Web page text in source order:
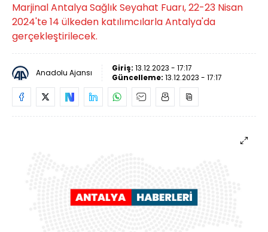
Marjinal Antalya Sağlık Seyahat Fuarı, 22-23 Nisan
2024'te 14 ülkeden katılımcılarla Antalya'da
gerçekleştirilecek.
Anadolu Ajansı Giriş: 13.12.2023 - 17:17
Güncelleme: 13.12.2023 - 17:17